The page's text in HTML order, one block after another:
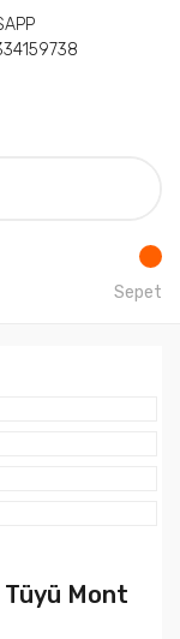
Sepet
Tüyü Mont